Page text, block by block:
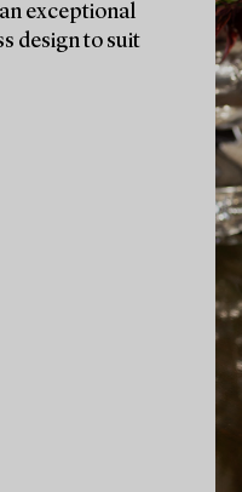
exceptional
design to suit